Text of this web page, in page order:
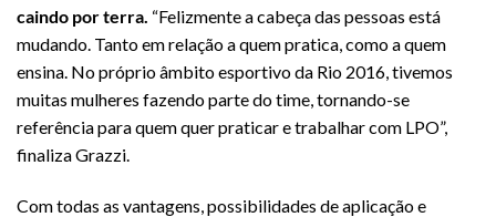
caindo por terra. “Felizmente a cabeça das pessoas está
mudando. Tanto em relação a quem pratica, como a quem
ensina. No próprio âmbito esportivo da Rio 2016, tivemos
muitas mulheres fazendo parte do time, tornando-se
referência para quem quer praticar e trabalhar com LPO”,
finaliza Grazzi.
Com todas as vantagens, possibilidades de aplicação e